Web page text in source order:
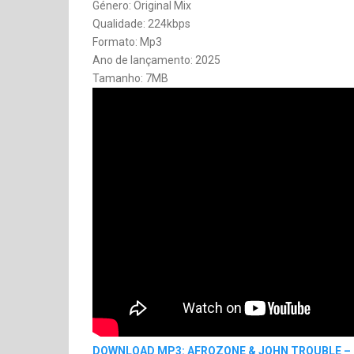
Género: Original Mix
Qualidade: 224kbps
Formato: Mp3
Ano de lançamento: 2025
Tamanho: 7MB
DOWNLOAD MP3: AFROZONE & JOHN TROUBLE